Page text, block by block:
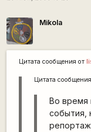
Mikola
Цитата сообщения от
Цитата
Во время
события,